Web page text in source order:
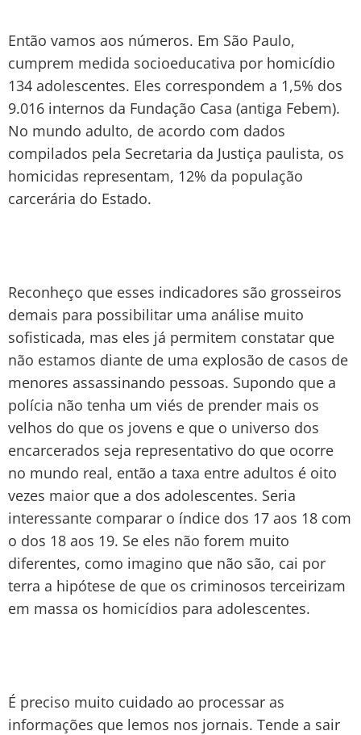
Então vamos aos números. Em São Paulo,
cumprem medida socioeducativa por homicídio
134 adolescentes. Eles correspondem a 1,5% dos
9.016 internos da Fundação Casa (antiga Febem).
No mundo adulto, de acordo com dados
compilados pela Secretaria da Justiça paulista, os
homicidas representam, 12% da população
carcerária do Estado.
Reconheço que esses indicadores são grosseiros
demais para possibilitar uma análise muito
sofisticada, mas eles já permitem constatar que
não estamos diante de uma explosão de casos de
menores assassinando pessoas. Supondo que a
polícia não tenha um viés de prender mais os
velhos do que os jovens e que o universo dos
encarcerados seja representativo do que ocorre
no mundo real, então a taxa entre adultos é oito
vezes maior que a dos adolescentes. Seria
interessante comparar o índice dos 17 aos 18 com
o dos 18 aos 19. Se eles não forem muito
diferentes, como imagino que não são, cai por
terra a hipótese de que os criminosos terceirizam
em massa os homicídios para adolescentes.
É preciso muito cuidado ao processar as
informações que lemos nos jornais. Tende a sair